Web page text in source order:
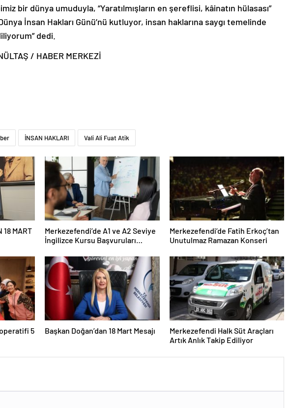
bir dünya umuduyla, “Yaratılmışların en şereflisi, kâinatın hülasası”
İnsan Hakları Günü’nü kutluyor, insan haklarına saygı temelinde
dedi.
/ HABER MERKEZİ
İNSAN HAKLARI Vali Ali Fuat Atik
18 MART
Merkezefendi’de A1 ve A2 Seviye
İngilizce Kursu Başvuruları
Merkezefendi’de Fatih Erkoç’tan
Unutulmaz Ramazan Konseri
5
Başkan Doğan’dan 18 Mart Mesajı
Merkezefendi Halk Süt Araçları
Artık Anlık Takip Ediliyor